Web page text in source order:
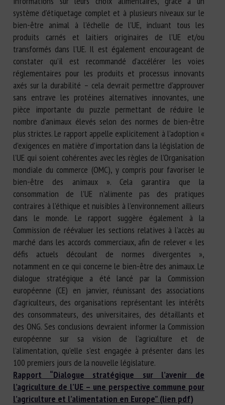
système d’étiquetage complet et à plusieurs niveaux sur le
bien-être animal à l’échelle de l’UE, incluant tous les
produits carnés et laitiers originaires de l’UE et/ou
transformés dans l’UE. Il est également encourageant de
constater qu’il est recommandé d’accélérer les voies
réglementaires pour les produits et processus innovants
axés sur la durabilité – cela devrait permettre d’approuver
sans entrave les protéines alternatives innovantes, une
pièce importante du puzzle permettant de réduire le
nombre d’animaux élevés selon des normes de bien-être
plus strictes. Le rapport appelle explicitement à l’adoption «
d’exigences en matière d’importation dans la législation de
l’UE qui soient cohérentes avec les règles de l’Organisation
mondiale du commerce (OMC), y compris pour favoriser le
bien-être des animaux ». Cela garantira que la
consommation de l’UE n’alimente pas des pratiques
contraires à l’éthique et nuisibles à l’environnement ailleurs
dans le monde. Le rapport suggère également à la
Commission de réévaluer les sections relatives à l’accès au
marché dans les accords commerciaux, afin de relever « les
défis actuels découlant de normes divergentes »,
notamment en ce qui concerne le bien-être des animaux. Le
dialogue stratégique a été lancé par la Commission
européenne (CE) en janvier, réunissant des associations
d’agriculteurs, des organisations représentant les intérêts
des consommateurs, des universitaires, des détaillants et
des ONG. Ses conclusions devraient informer la Commission
européenne sur sa vision de l’agriculture et de
l’alimentation, qu’elle s’est engagée à présenter dans les
100 premiers jours de la nouvelle législature.
Rapport “Dialogue stratégique sur l’avenir de
l’agriculture de l’UE – une perspective commune pour
l’agriculture et l’alimentation en Europe” (lien pdf)